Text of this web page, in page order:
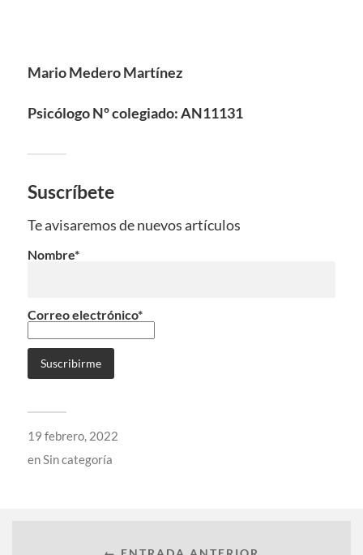
Mario Medero Martínez
Psicólogo Nº colegiado: AN11131
Suscríbete
Te avisaremos de nuevos artículos
Nombre*
Correo electrónico*
19 febrero, 2022
en Sin categoría